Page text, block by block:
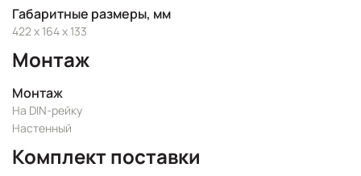
Габаритные размеры, мм
422 x 164 x 133
Монтаж
Монтаж
На DIN-рейку
Настенный
Комплект поставки